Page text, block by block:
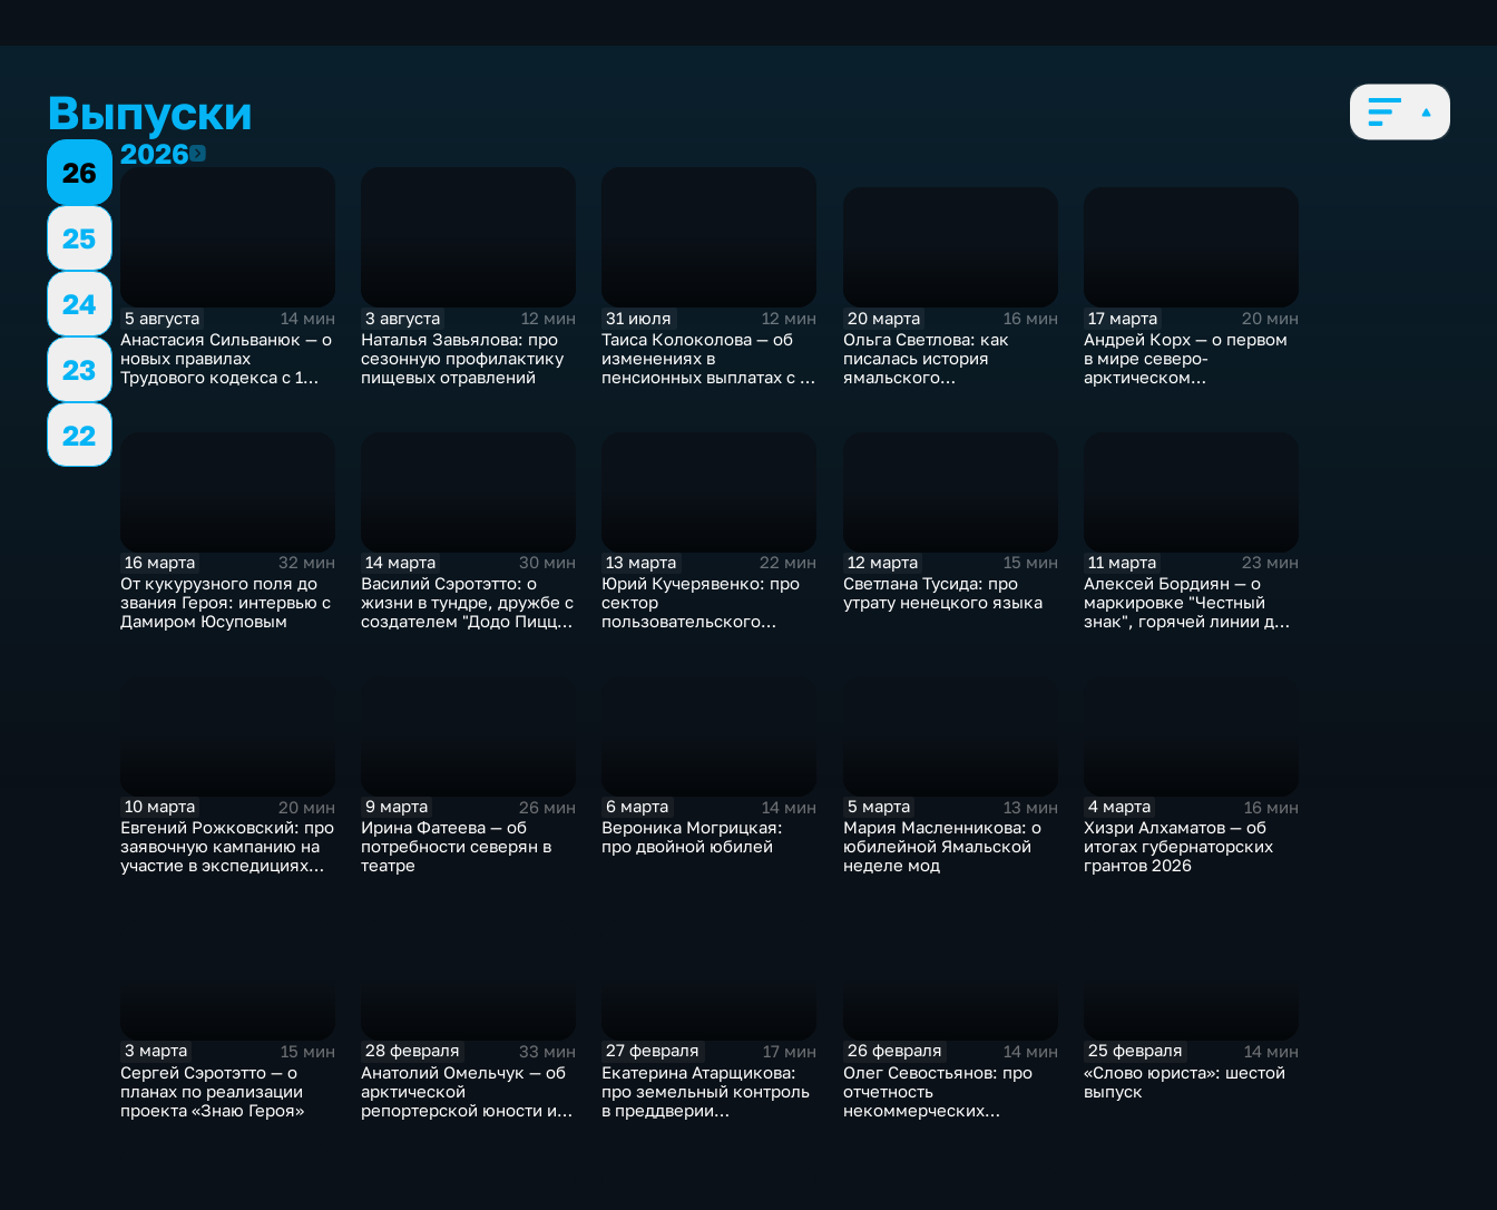
Выпуски
26
25
24
23
22
20262026
5 августа
14 мин
Анастасия Сильванюк — о
новых правилах
Трудового кодекса с 1
3 августа
12 мин
Наталья Завьялова: про
сезонную профилактику
пищевых отравлений
31 июля
12 мин
Таиса Колоколова — об
изменениях в
пенсионных выплатах с 1
20 марта
16 мин
Ольга Светлова: как
писалась история
ямальского
17 марта
20 мин
Андрей Корх — о первом
в мире северо-
арктическом
16 марта
32 мин
От кукурузного поля до
звания Героя: интервью с
Дамиром Юсуповым
14 марта
30 мин
Василий Сэротэтто: о
жизни в тундре, дружбе с
создателем "Додо Пиццы"
13 марта
22 мин
Юрий Кучерявенко: про
сектор
пользовательского
12 марта
15 мин
Светлана Тусида: про
утрату ненецкого языка
11 марта
23 мин
Алексей Бордиян — о
маркировке "Честный
знак", горячей линии для
10 марта
20 мин
Евгений Рожковский: про
заявочную кампанию на
участие в экспедициях
9 марта
26 мин
Ирина Фатеева — об
потребности северян в
театре
6 марта
14 мин
Вероника Могрицкая:
про двойной юбилей
5 марта
13 мин
Мария Масленникова: о
юбилейной Ямальской
неделе мод
4 марта
16 мин
Хизри Алхаматов — об
итогах губернаторских
грантов 2026
3 марта
15 мин
Сергей Сэротэтто — о
планах по реализации
проекта «Знаю Героя»
28 февраля
33 мин
Анатолий Омельчук — об
арктической
репортерской юности и
27 февраля
17 мин
Екатерина Атарщикова:
про земельный контроль
в преддверии
26 февраля
14 мин
Олег Севостьянов: про
отчетность
некоммерческих
25 февраля
14 мин
«Слово юриста»: шестой
выпуск